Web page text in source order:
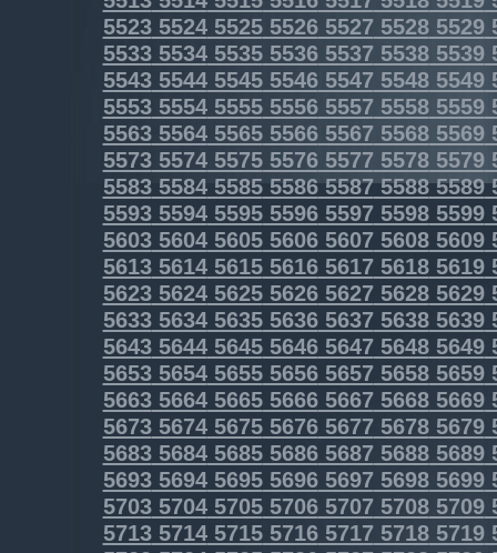
55235524552555265527 55285529
55335534553555365537 55385539
55435544554555465547 55485549
55535554555555565557 55585559
55635564556555665567 55685569
55735574557555765577 55785579
5583558455855586558755885589
5593559455955596559755985599
5603560456055606560756085609
5613561456155616561756185619
5623562456255626562756285629
5633563456355636563756385639
5643564456455646564756485649
5653565456555656565756585659
5663566456655666566756685669
5673567456755676567756785679
5683568456855686568756885689
5693569456955696569756985699
5703570457055706570757085709
5713571457155716571757185719